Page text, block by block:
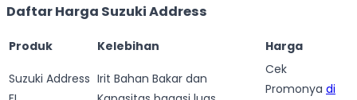
Daftar Harga Suzuki Address
Produk Kelebihan Harga
Suzuki Address Irit Bahan Bakar dan
Cek
Promonya di